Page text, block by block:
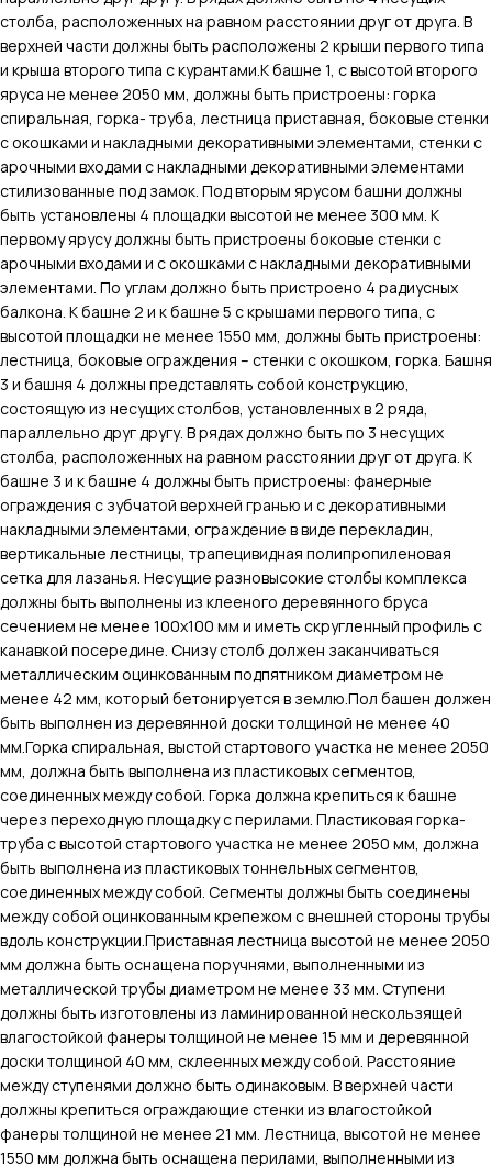
столба, расположенных на равном расстоянии друг от друга. В
верхней части должны быть расположены 2 крыши первого типа
и крыша второго типа с курантами.К башне 1, с высотой второго
яруса не менее 2050 мм, должны быть пристроены: горка
спиральная, горка- труба, лестница приставная, боковые стенки
с окошками и накладными декоративными элементами, стенки с
арочными входами с накладными декоративными элементами
стилизованные под замок. Под вторым ярусом башни должны
быть установлены 4 площадки высотой не менее 300 мм. К
первому ярусу должны быть пристроены боковые стенки с
арочными входами и с окошками с накладными декоративными
элементами. По углам должно быть пристроено 4 радиусных
балкона. К башне 2 и к башне 5 с крышами первого типа, с
высотой площадки не менее 1550 мм, должны быть пристроены:
лестница, боковые ограждения – стенки с окошком, горка. Башня
3 и башня 4 должны представлять собой конструкцию,
состоящую из несущих столбов, установленных в 2 ряда,
параллельно друг другу. В рядах должно быть по 3 несущих
столба, расположенных на равном расстоянии друг от друга. К
башне 3 и к башне 4 должны быть пристроены: фанерные
ограждения с зубчатой верхней гранью и с декоративными
накладными элементами, ограждение в виде перекладин,
вертикальные лестницы, трапецивидная полипропиленовая
сетка для лазанья. Несущие разновысокие столбы комплекса
должны быть выполнены из клееного деревянного бруса
сечением не менее 100х100 мм и иметь скругленный профиль с
канавкой посередине. Снизу столб должен заканчиваться
металлическим оцинкованным подпятником диаметром не
менее 42 мм, который бетонируется в землю.Пол башен должен
быть выполнен из деревянной доски толщиной не менее 40
мм.Горка спиральная, выстой стартового участка не менее 2050
мм, должна быть выполнена из пластиковых сегментов,
соединенных между собой. Горка должна крепиться к башне
через переходную площадку с перилами. Пластиковая горка-
труба с высотой стартового участка не менее 2050 мм, должна
быть выполнена из пластиковых тоннельных сегментов,
соединенных между собой. Сегменты должны быть соединены
между собой оцинкованным крепежом с внешней стороны трубы
вдоль конструкции.Приставная лестница высотой не менее 2050
мм должна быть оснащена поручнями, выполненными из
металлической трубы диаметром не менее 33 мм. Ступени
должны быть изготовлены из ламинированной нескользящей
влагостойкой фанеры толщиной не менее 15 мм и деревянной
доски толщиной 40 мм, склеенных между собой. Расстояние
между ступенями должно быть одинаковым. В верхней части
должны крепиться ограждающие стенки из влагостойкой
фанеры толщиной не менее 21 мм. Лестница, высотой не менее
1550 мм должна быть оснащена перилами, выполненными из